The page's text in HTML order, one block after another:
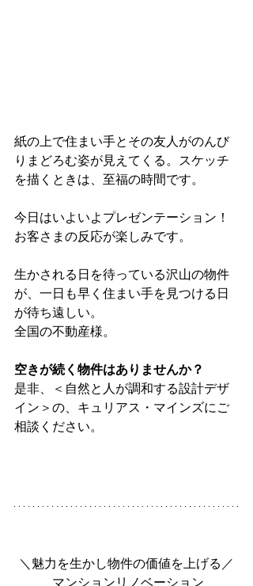
紙の上で住まい手とその友人がのんび
りまどろむ姿が見えてくる。スケッチ
を描くときは、至福の時間です。
今日はいよいよプレゼンテーション！
お客さまの反応が楽しみです。
生かされる日を待っている沢山の物件
が、一日も早く住まい手を見つける日
が待ち遠しい。
全国の不動産様。
空きが続く物件はありませんか？
是非、＜自然と人が調和する設計デザ
イン＞の、キュリアス・マインズにご
相談ください。
＼魅力を生かし物件の価値を上げる／